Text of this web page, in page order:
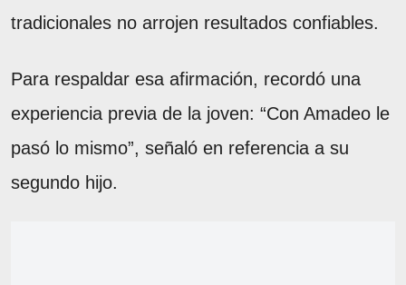
tradicionales no arrojen resultados confiables.
Para respaldar esa afirmación, recordó una
experiencia previa de la joven: “Con Amadeo le
pasó lo mismo”, señaló en referencia a su
segundo hijo.